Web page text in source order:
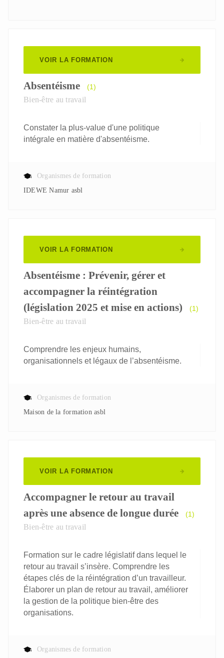
VOIR LA FORMATION
Absentéisme (1)
Bien-être au travail
Constater la plus-value d'une politique
intégrale en matière d'absentéisme.
Organismes de formation
IDEWE Namur asbl
VOIR LA FORMATION
Absentéisme : Prévenir, gérer et
accompagner la réintégration
(législation 2025 et mise en actions)
(1)
Bien-être au travail
Comprendre les enjeux humains,
organisationnels et légaux de l’absentéisme.
Organismes de formation
Maison de la formation asbl
VOIR LA FORMATION
Accompagner le retour au travail
après une absence de longue durée
(1)
Bien-être au travail
Formation sur le cadre législatif dans lequel le
retour au travail s’insère. Comprendre les
étapes clés de la réintégration d’un travailleur.
Élaborer un plan de retour au travail, améliorer
la gestion de la politique bien-être des
organisations.
Organismes de formation